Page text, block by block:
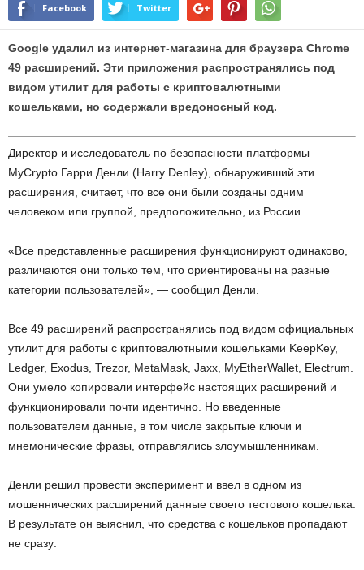
Facebook Twitter
Google удалил из интернет-магазина для браузера Chrome
49 расширений. Эти приложения распространялись под
видом утилит для работы с криптовалютными
кошельками, но содержали вредоносный код.
Директор и исследователь по безопасности платформы
MyCrypto Гарри Денли (Harry Denley), обнаруживший эти
расширения, считает, что все они были созданы одним
человеком или группой, предположительно, из России.
«Все представленные расширения функционируют одинаково,
различаются они только тем, что ориентированы на разные
категории пользователей», — сообщил Денли.
Все 49 расширений распространялись под видом официальных
утилит для работы с криптовалютными кошельками KeepKey,
Ledger, Exodus, Trezor, MetaMask, Jaxx, MyEtherWallet, Electrum.
Они умело копировали интерфейс настоящих расширений и
функционировали почти идентично. Но введенные
пользователем данные, в том числе закрытые ключи и
мнемонические фразы, отправлялись злоумышленникам.
Денли решил провести эксперимент и ввел в одном из
мошеннических расширений данные своего тестового кошелька.
В результате он выяснил, что средства с кошельков пропадают
не сразу: